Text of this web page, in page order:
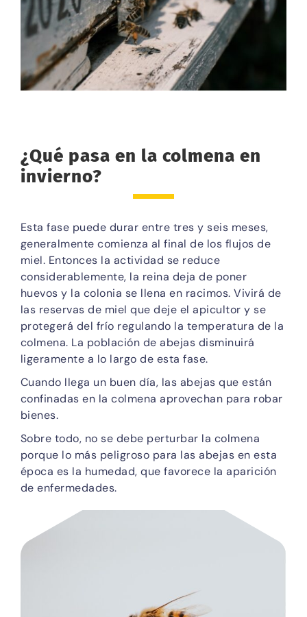
¿Qué pasa en la colmena en
invierno?
Esta fase puede durar entre tres y seis meses,
generalmente comienza al final de los flujos de
miel. Entonces la actividad se reduce
considerablemente, la reina deja de poner
huevos y la colonia se llena en racimos. Vivirá de
las reservas de miel que deje el apicultor y se
protegerá del frío regulando la temperatura de la
colmena. La población de abejas disminuirá
ligeramente a lo largo de esta fase.
Cuando llega un buen día, las abejas que están
confinadas en la colmena aprovechan para robar
bienes.
Sobre todo, no se debe perturbar la colmena
porque lo más peligroso para las abejas en esta
época es la humedad, que favorece la aparición
de enfermedades.